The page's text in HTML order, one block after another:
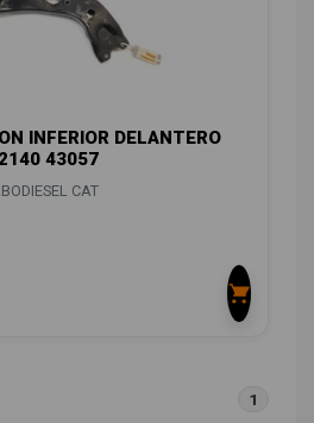
INFERIOR DELANTERO
43057
CAT
1